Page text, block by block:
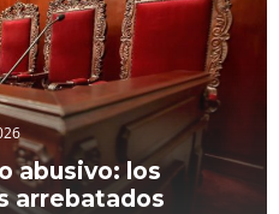
abusivo: los
arrebatados